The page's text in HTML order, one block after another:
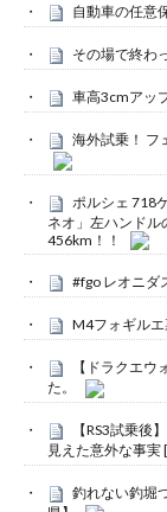
自動車の任意
その場で終わ
車高3cmアッ
海外試乗！ フ
ポルシェ 718
ネオ」左ハンド
456km！！
#fgo レオニダ
M4フォギルエ
【ドラクエ
た。
【RS3試乗
見えた意外な事実
釣れない釣堀